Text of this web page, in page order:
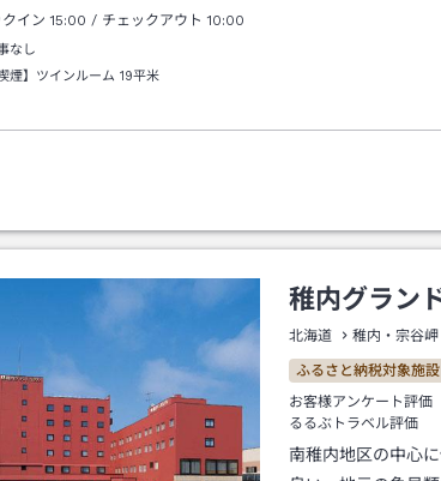
クイン15:00 / チェックアウト 10:00
なし
喫煙】ツインルーム 19平米
稚内グラン
北海道 稚内・宗谷岬
ふるさと納税対象施設
お客様アンケート評価
るるぶトラベル評価
南稚内地区の中心